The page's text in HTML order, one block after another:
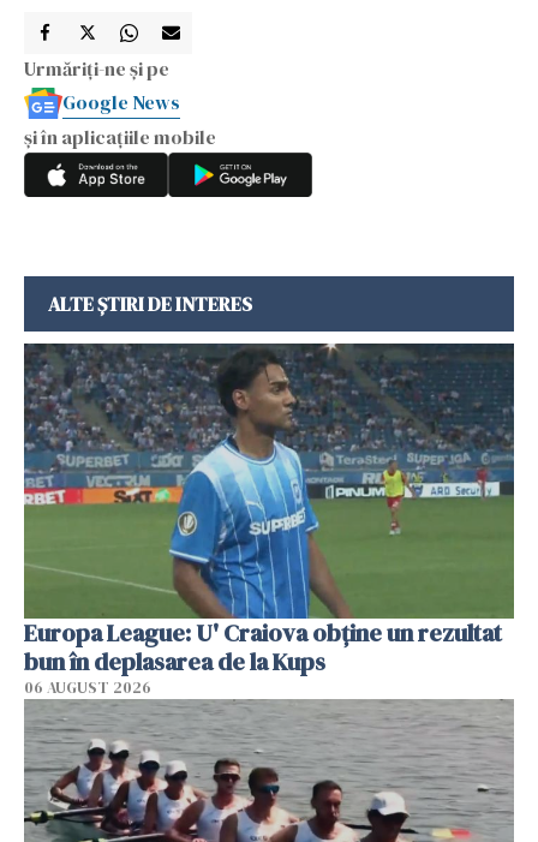
Urmăriți-ne și pe
Google News
și în aplicațiile mobile
ALTE ȘTIRI DE INTERES
Europa League: U' Craiova obține un rezultat
bun în deplasarea de la Kups
06 AUGUST 2026